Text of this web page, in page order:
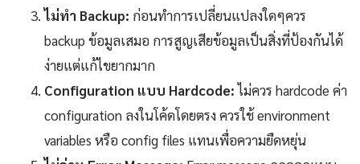
ไม่ทำ Backup: ก่อนทำการเปลี่ยนแปลงใดๆควร
backup ข้อมูลเสมอ การสูญเสียข้อมูลเป็นสิ่งที่ป้องกันได้
ง่ายแต่แก้ไขยากมาก
Configuration แบบ Hardcode:ไม่ควร hardcode ค่า
configuration ลงในโค้ดโดยตรง ควรใช้ environment
variables หรือ config files แทนเพื่อความยืดหยุ่น